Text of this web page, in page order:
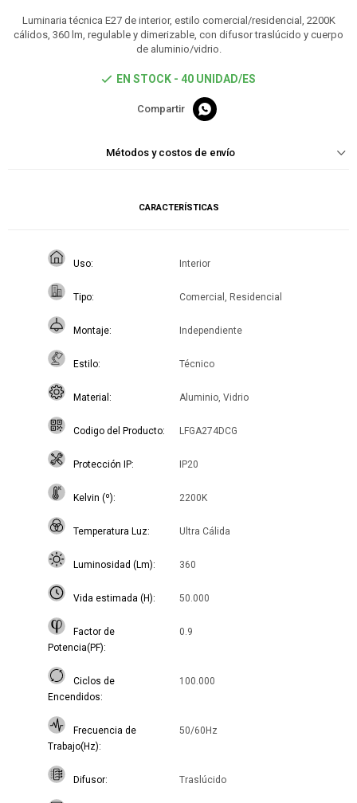
Luminaria técnica E27 de interior, estilo comercial/residencial, 2200K
cálidos, 360 lm, regulable y dimerizable, con difusor traslúcido y cuerpo
de aluminio/vidrio.
EN STOCK - 40 UNIDAD/ES

Métodos y costos de envío
CARACTERÍSTICAS
Uso Interior
Tipo Comercial, Residencial
Montaje Independiente
Estilo Técnico
Material Aluminio, Vidrio
Codigo del Producto LFGA274DCG
Protección IP IP20
Kelvin (º) 2200K
Temperatura Luz Ultra Cálida
Luminosidad (Lm) 360
Vida estimada (H) 50.000
Factor de
Potencia(PF)
0.9
Ciclos de
Encendidos
100.000
Frecuencia de
Trabajo(Hz)
50/60Hz
Difusor Traslúcido